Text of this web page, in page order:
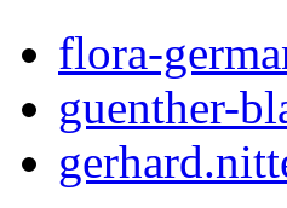
flora-
guenther-